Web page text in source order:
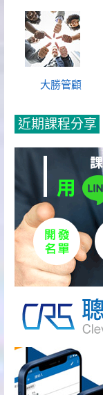
大勝管顧
近期課程分享